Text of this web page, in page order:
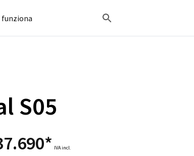
funziona
S05
IVA incl.